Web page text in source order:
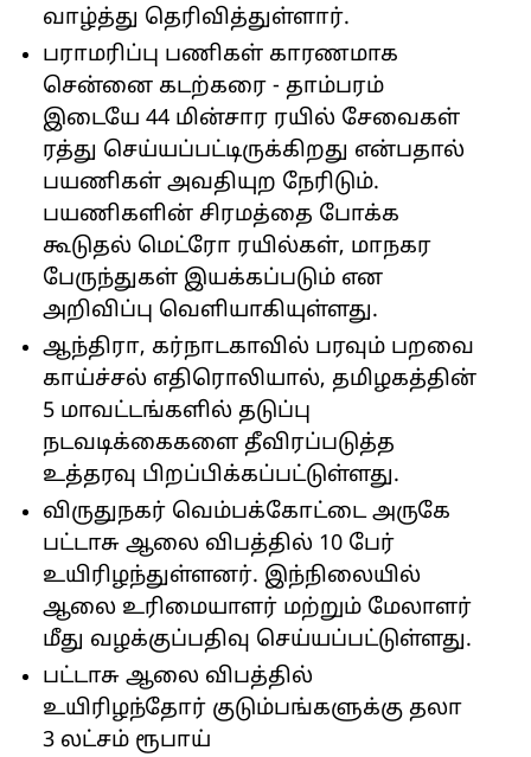
வாழ்த்து தெரிவித்துள்ளார்.
பராமரிப்பு பணிகள் காரணமாக
சென்னை கடற்கரை - தாம்பரம்
இடையே 44 மின்சார ரயில் சேவைகள்
ரத்து செய்யப்பட்டிருக்கிறது என்பதால்
பயணிகள் அவதியுற நேரிடும்.
பயணிகளின் சிரமத்தை போக்க
கூடுதல் மெட்ரோ ரயில்கள், மாநகர
பேருந்துகள் இயக்கப்படும் என
அறிவிப்பு வெளியாகியுள்ளது.
ஆந்திரா, கர்நாடகாவில் பரவும் பறவை
காய்ச்சல் எதிரொலியால், தமிழகத்தின்
5 மாவட்டங்களில் தடுப்பு
நடவடிக்கைகளை தீவிரப்படுத்த
உத்தரவு பிறப்பிக்கப்பட்டுள்ளது.
விருதுநகர் வெம்பக்கோட்டை அருகே
பட்டாசு ஆலை விபத்தில் 10 பேர்
உயிரிழந்துள்ளனர். இந்நிலையில்
ஆலை உரிமையாளர் மற்றும் மேலாளர்
மீது வழக்குப்பதிவு செய்யப்பட்டுள்ளது.
பட்டாசு ஆலை விபத்தில்
உயிரிழந்தோர் குடும்பங்களுக்கு தலா
3 லட்சம் ரூபாய்